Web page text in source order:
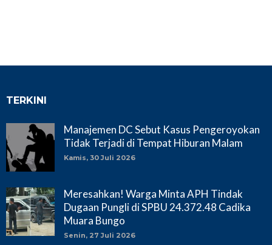
TERKINI
Manajemen DC Sebut Kasus Pengeroyokan
Tidak Terjadi di Tempat Hiburan Malam
Kamis, 30 Juli 2026
Meresahkan! Warga Minta APH Tindak
Dugaan Pungli di SPBU 24.372.48 Cadika
Muara Bungo
Senin, 27 Juli 2026